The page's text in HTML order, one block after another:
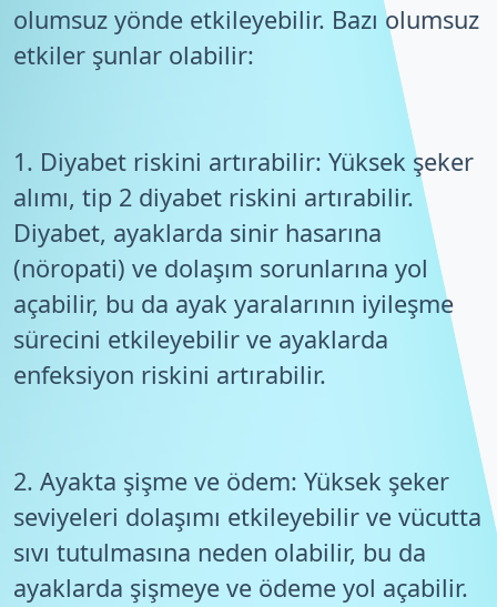
olumsuz yönde etkileyebilir. Bazı olumsuz
etkiler şunlar olabilir:
1. Diyabet riskini artırabilir: Yüksek şeker
alımı, tip 2 diyabet riskini artırabilir.
Diyabet, ayaklarda sinir hasarına
(nöropati) ve dolaşım sorunlarına yol
açabilir, bu da ayak yaralarının iyileşme
sürecini etkileyebilir ve ayaklarda
enfeksiyon riskini artırabilir.
2. Ayakta şişme ve ödem: Yüksek şeker
seviyeleri dolaşımı etkileyebilir ve vücutta
sıvı tutulmasına neden olabilir, bu da
ayaklarda şişmeye ve ödeme yol açabilir.